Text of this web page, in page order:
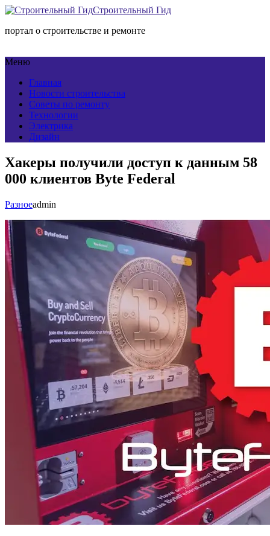
Строительный Гид
портал о строительстве и ремонте
Меню
Главная
Новости строительства
Советы по ремонту
Технологии
Электрика
Дизайн
Хакеры получили доступ к данным 58
000 клиентов Byte Federal
Разноеadmin